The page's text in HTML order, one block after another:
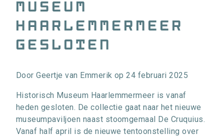
Museum
Haarlemmermeer
gesloten
DoorGeertje van Emmerik op24 februari 2025
Historisch Museum Haarlemmermeer is vanaf
heden gesloten. De collectie gaat naar het nieuwe
museumpaviljoen naast stoomgemaal De Cruquius.
Vanaf half april is de nieuwe tentoonstelling over